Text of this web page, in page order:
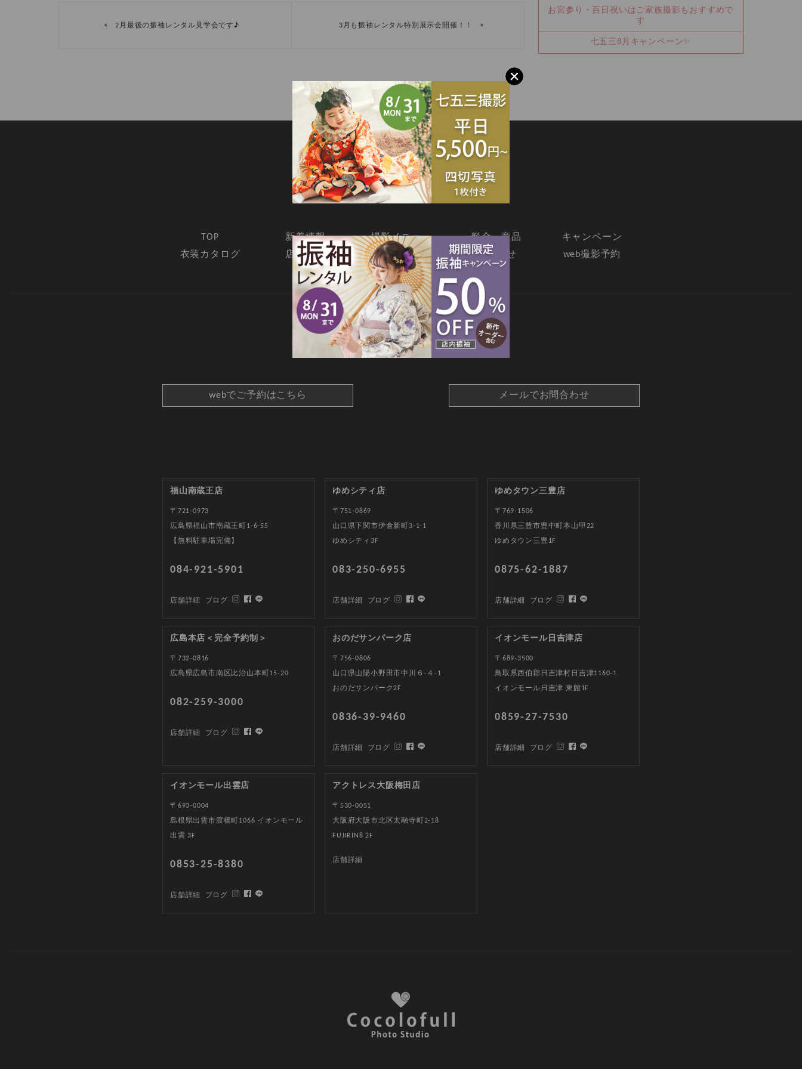
« 2月最後の振袖レンタル見学会です♪ 3月も振袖レンタル特別展示会開催！！ »
お宮参り・百日祝いはご家族撮影もおすすめで
す
七五三8月キャンペーン✨
SITEMAP
TOP 新着情報 撮影メニュー 料金・商品
キャンペーン
衣装カタログ
店舗情報 よくあるご質問 お問合せ web撮影予約
CONTACT
webでご予約はこちら メールでお問合わせ
福山南蔵王店
〒721-0973
広島県福山市南蔵王町1-6-55
【無料駐車場完備】
084-921-5901
店舗詳細 ブログ
ゆめシティ店
〒751-0869
山口県下関市伊倉新町3-1-1
ゆめシティ3F
083-250-6955
店舗詳細 ブログ
ゆめタウン三豊店
〒769-1506
香川県三豊市豊中町本山甲22
ゆめタウン三豊1F
0875-62-1887
店舗詳細 ブログ
広島本店＜完全予約制＞
〒732-0816
広島県広島市南区比治山本町15-20
082-259-3000
店舗詳細 ブログ
おのだサンパーク店
〒756-0806
山口県山陽小野田市中川６-４-1
おのだサンパーク2F
0836-39-9460
店舗詳細 ブログ
イオンモール日吉津店
〒689-3500
鳥取県西伯郡日吉津村日吉津1160-1
イオンモール日吉津 東館1F
0859-27-7530
店舗詳細 ブログ
イオンモール出雲店
〒693-0004
島根県出雲市渡橋町1066 イオンモール
出雲 3F
0853-25-8380
店舗詳細 ブログ
アクトレス大阪梅田店
〒530-0051
大阪府大阪市北区太融寺町2-18
FUJIRIN8 2F
店舗詳細